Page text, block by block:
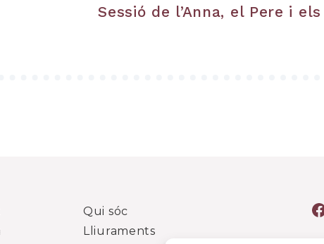
Sessió de l’Anna, el Pere i
Qui sóc
Lliuraments